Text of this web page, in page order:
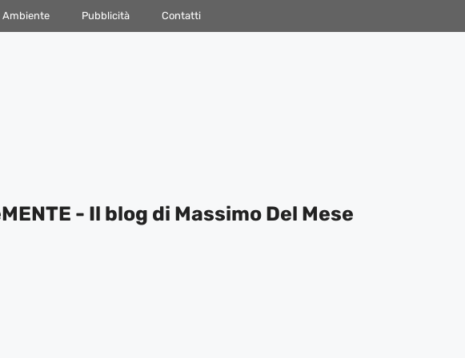
Ambiente Pubblicità Contatti
- Il blog di Massimo Del Mese